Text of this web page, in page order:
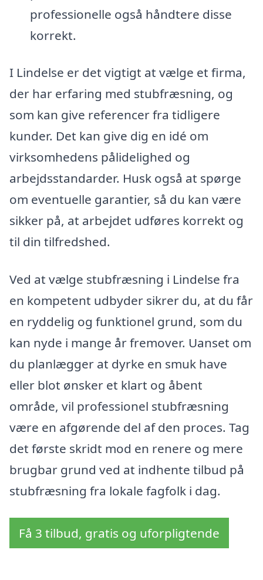
professionelle også håndtere disse
korrekt.
I Lindelse er det vigtigt at vælge et firma,
der har erfaring med stubfræsning, og
som kan give referencer fra tidligere
kunder. Det kan give dig en idé om
virksomhedens pålidelighed og
arbejdsstandarder. Husk også at spørge
om eventuelle garantier, så du kan være
sikker på, at arbejdet udføres korrekt og
til din tilfredshed.
Ved at vælge stubfræsning i Lindelse fra
en kompetent udbyder sikrer du, at du får
en ryddelig og funktionel grund, som du
kan nyde i mange år fremover. Uanset om
du planlægger at dyrke en smuk have
eller blot ønsker et klart og åbent
område, vil professionel stubfræsning
være en afgørende del af den proces. Tag
det første skridt mod en renere og mere
brugbar grund ved at indhente tilbud på
stubfræsning fra lokale fagfolk i dag.
Få 3 tilbud, gratis og uforpligtende